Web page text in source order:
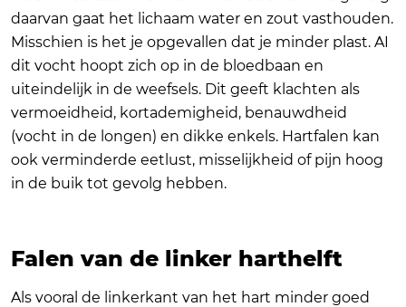
daarvan gaat het lichaam water en zout vasthouden.
Misschien is het je opgevallen dat je minder plast. AI
dit vocht hoopt zich op in de bloedbaan en
uiteindelijk in de weefsels. Dit geeft klachten als
vermoeidheid, kortademigheid, benauwdheid
(vocht in de longen) en dikke enkels. Hartfalen kan
ook verminderde eetlust, misselijkheid of pijn hoog
in de buik tot gevolg hebben.
Falen van de linker harthelft
Als vooral de linkerkant van het hart minder goed